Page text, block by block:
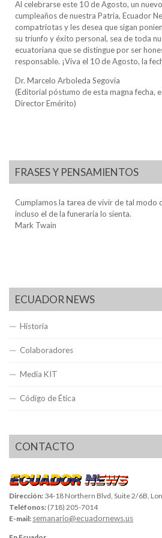
Al celebrarse este 10 de Agosto, un
cumpleaños de nuestra Patria, Ecuador
compatriotas y les desea que sigan
su triunfo y éxito personal, sea de toda
ecuatoriana que se distingue por ser
responsable. ¡Viva el 10 de Agosto, la
Dr. Marcelo Arboleda Segovia
(Editorial póstumo de esta magna fecha,
Director Emérito)
FRASES Y PENSAMIENTOS
Cumplamos la tarea de vivir de tal modo
incluso el de la funeraria lo sienta.
Mark Twain
ECUADOR NEWS
Historia
Colaboradores
Media KIT
Código de Ética
CONTACTO
Dirección: 34-18 Northern Blvd, Suite 2/6B,
Teléfonos: (718) 205-7014
E-mail: semanario@ecuadornews.us